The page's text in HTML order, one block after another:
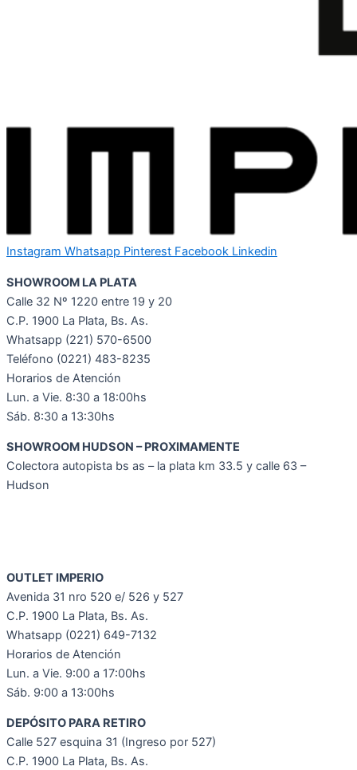
Instagram Whatsapp Pinterest Facebook Linkedin
SHOWROOM LA PLATA
Calle 32 Nº 1220 entre 19 y 20
C.P. 1900 La Plata, Bs. As.
Whatsapp (221) 570-6500
Teléfono (0221) 483-8235
Horarios de Atención
Lun. a Vie. 8:30 a 18:00hs
Sáb. 8:30 a 13:30hs
SHOWROOM HUDSON – PROXIMAMENTE
Colectora autopista bs as – la plata km 33.5 y calle 63 –
Hudson
OUTLET IMPERIO
Avenida 31 nro 520 e/ 526 y 527
C.P. 1900 La Plata, Bs. As.
Whatsapp (0221) 649-7132
Horarios de Atención
Lun. a Vie. 9:00 a 17:00hs
Sáb. 9:00 a 13:00hs
DEPÓSITO PARA RETIRO
Calle 527 esquina 31 (Ingreso por 527)
C.P. 1900 La Plata, Bs. As.